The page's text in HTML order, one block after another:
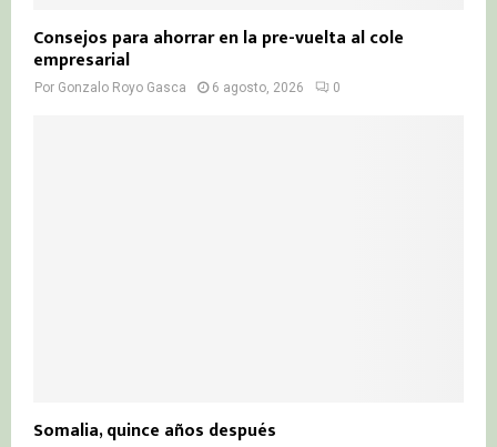
Consejos para ahorrar en la pre-vuelta al cole
empresarial
Por Gonzalo Royo Gasca 6 agosto, 2026 0
Somalia, quince años después